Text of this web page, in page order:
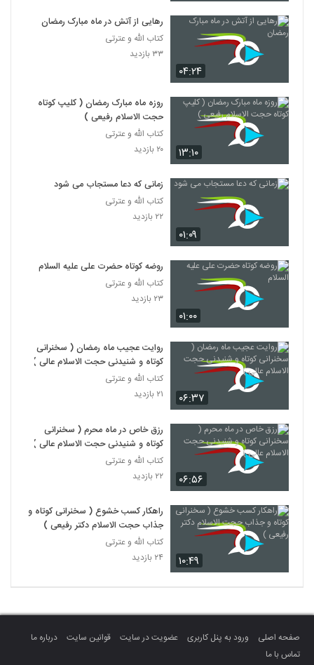
۰۴:۲۴
رهایی از آتش در ماه مبارک رمضان
کتاب الله و عترتی
۳۳ بازدید
۱۳:۱۰
روزه ماه مبارک رمضان ( کلیپ کوتاه
حجت الاسلام رفیعی )
کتاب الله و عترتی
۲۰ بازدید
۰۱:۰۹
زمانی که دعا مستجاب می شود
کتاب الله و عترتی
۲۲ بازدید
۰۱:۰۰
روضه کوتاه حضرت علی علیه السلام
کتاب الله و عترتی
۲۳ بازدید
۰۶:۳۷
روایت عجیب ماه رمضان ( سخنرانی
کوتاه و شنیدنی حجت الاسلام عالی )
کتاب الله و عترتی
۲۱ بازدید
۰۶:۵۶
رزق خاص در ماه محرم ( سخنرانی
کوتاه و شنیدنی حجت الاسلام عالی )
کتاب الله و عترتی
۲۲ بازدید
۱۰:۴۹
راهکار کسب خشوع ( سخنرانی کوتاه و
جذاب حجت الاسلام دکتر رفیعی )
کتاب الله و عترتی
۲۴ بازدید
صفحه اصلی ورود به پنل کاربری عضویت در سایت قوانین سایت
درباره ما
تماس با ما